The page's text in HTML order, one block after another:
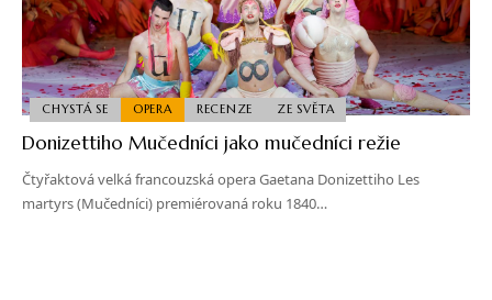
CHYSTÁ SE OPERA RECENZE ZE SVĚTA
Donizettiho Mučedníci jako mučedníci režie
Čtyřaktová velká francouzská opera Gaetana Donizettiho Les
martyrs (Mučedníci) premiérovaná roku 1840…